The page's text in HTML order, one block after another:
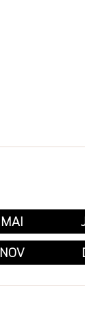
MAI
NOV